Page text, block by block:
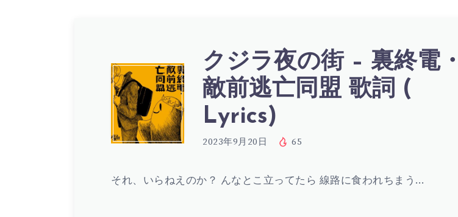
志
–
劇
街
–
美
ク
ジ
ラ
クジラ夜の街 – 裏終電・
敵前逃亡同盟 歌詞 (
Lyrics)
2023年9月20日 65
それ、いらねえのか？ んなとこ立ってたら 線路に食われちまう…